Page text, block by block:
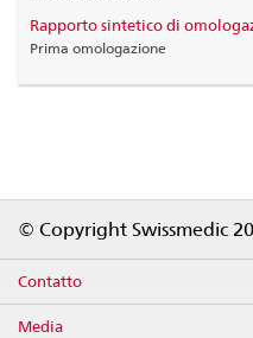
Rapporto sintetico di
Prima omologazione
© Copyright Swissmedic
Contatto
Media